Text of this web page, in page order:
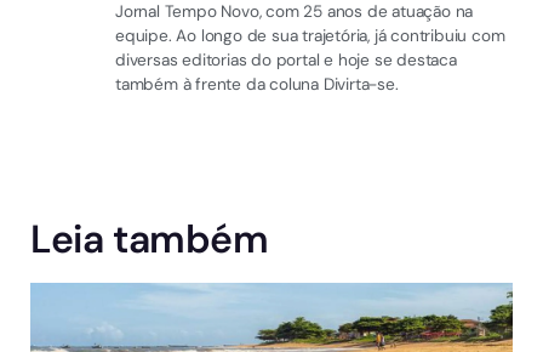
Jornal Tempo Novo, com 25 anos de atuação na
equipe. Ao longo de sua trajetória, já contribuiu com
diversas editorias do portal e hoje se destaca
também à frente da coluna Divirta-se.
Leia também